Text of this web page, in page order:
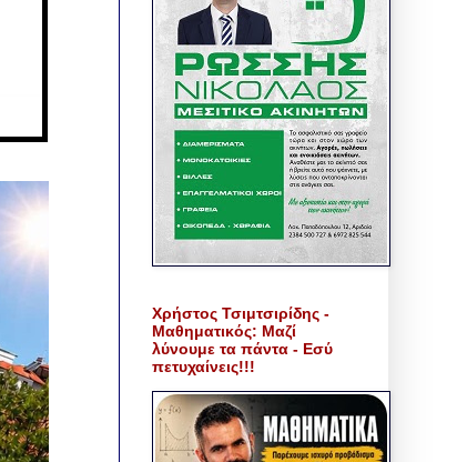
Χρήστος Τσιμτσιρίδης -
Μαθηματικός: Μαζί
λύνουμε τα πάντα - Εσύ
πετυχαίνεις!!!